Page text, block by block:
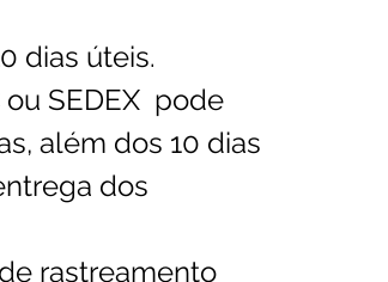
dias úteis.
ou SEDEX pode
além dos 10 dias
dos
rastreamento